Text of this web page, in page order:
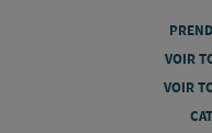
VOIR
VOIR